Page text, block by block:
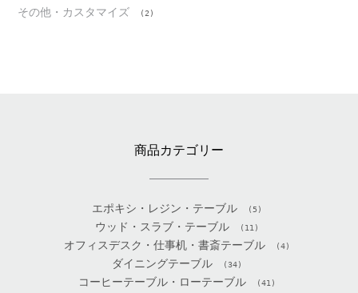
その他・カスタマイズ (2)
商品カテゴリー
エポキシ・レジン・テーブル (5)
ウッド・スラブ・テーブル (11)
オフィスデスク・仕事机・書斎テーブル (4)
ダイニングテーブル (34)
コーヒーテーブル・ローテーブル (41)